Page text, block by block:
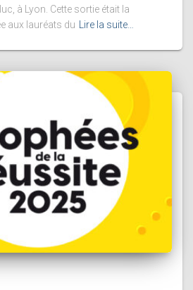
à Lyon. Cette sortie était la
aux lauréats du
Lire la suite…